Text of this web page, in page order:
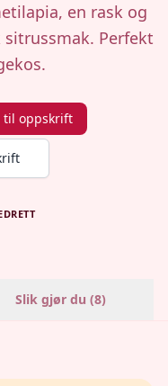
en rask og
Perfekt
til oppskrift
Slik gjør du (8)